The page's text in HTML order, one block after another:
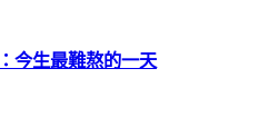
今生最難熬的一天